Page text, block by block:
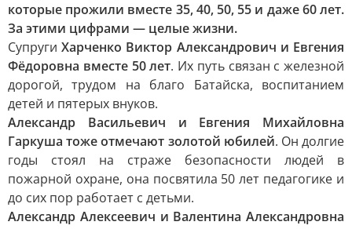
которые прожили вместе 35, 40, 50, 55 и даже 60 лет.
За этими цифрами — целые жизни.
СупругиХарченко Виктор Александрович и Евгения
Фёдоровна вместе 50 лет. Их путь связан с железной
дорогой, трудом на благо Батайска, воспитанием
детей и пятерых внуков.
Александр Васильевич и Евгения Михайловна
Гаркуша тоже отмечают золотой юбилей. Он долгие
годы стоял на страже безопасности людей в
пожарной охране, она посвятила 50 лет педагогике и
до сих пор работает с детьми.
Александр Алексеевич и Валентина Александровна